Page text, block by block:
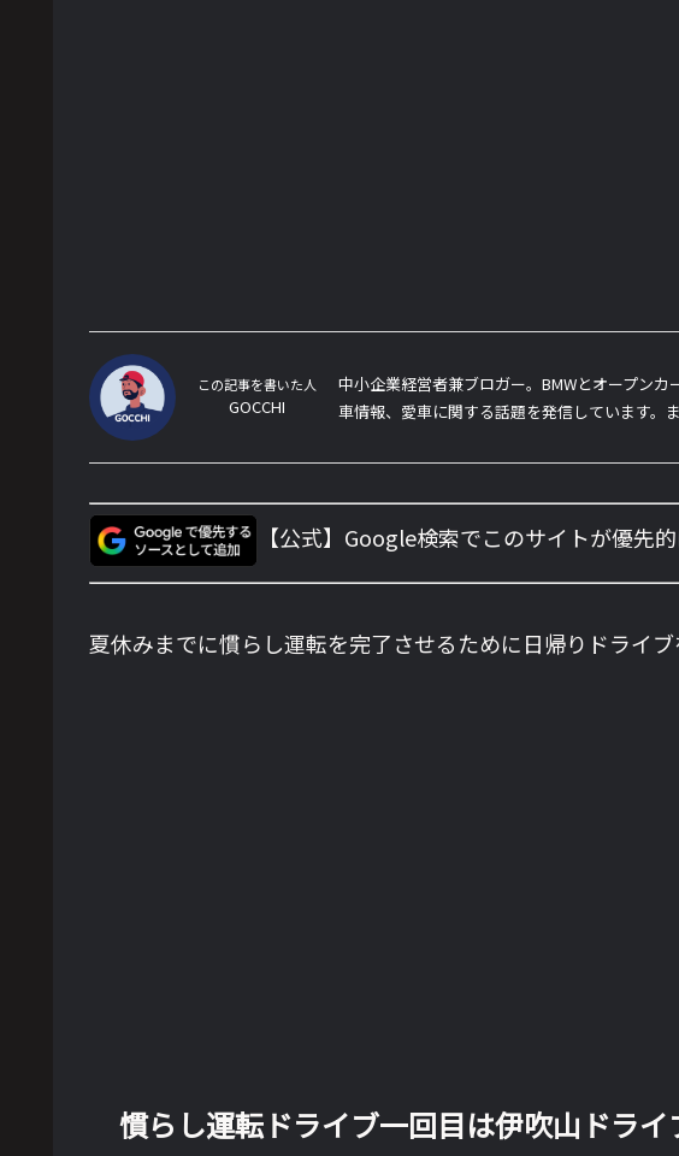
この記事を書いた人
GOCCHI
中小企業経営者兼ブロガー。BMWとオープン
車情報、愛車に関する話題を発信しています。
【公式】Google検索でこのサイトが優先
夏休みまでに慣らし運転を完了させるために日帰りドライ
慣らし運転ドライブ一回目は伊吹山ドライ